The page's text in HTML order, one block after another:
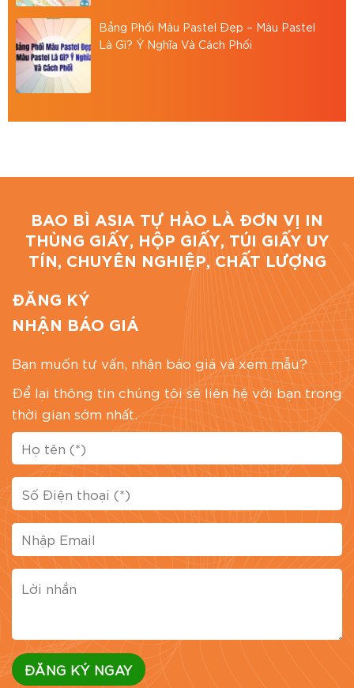
Hotline: 0867886811
Email: baobiasiavn@gmail.com
Website: https://baobiasia.com
Đánh giá bài viết
Bảng Phối Màu Pastel Đẹp – Màu Pastel
Là Gì? Ý Nghĩa Và Cách Phối
BAO BÌ ASIA TỰ HÀO LÀ ĐƠN VỊ IN
THÙNG GIẤY, HỘP GIẤY, TÚI GIẤY UY
TÍN, CHUYÊN NGHIỆP, CHẤT LƯỢNG
ĐĂNG KÝ
NHẬN BÁO GIÁ
Bạn muốn tư vấn, nhận báo giá và xem mẫu?
Để lại thông tin chúng tôi sẽ liên hệ với bạn trong
thời gian sớm nhất.